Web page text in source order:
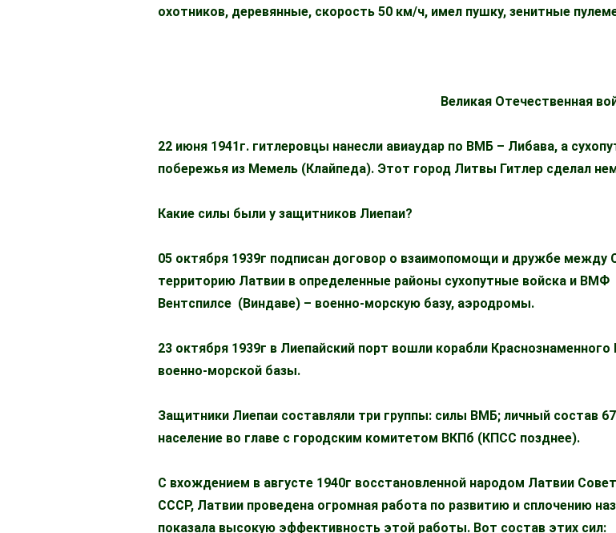
охотников, деревянные, скорость 50 км/ч, имел пушку, зенитные
Великая Отечественная
22 июня 1941г. гитлеровцы нанесли авиаудар по ВМБ – Либава, а
побережья из Мемель (Клайпеда). Этот город Литвы Гитлер сделал
Какие силы были у защитников Лиепаи?
05 октября 1939г подписан договор о взаимопомощи и дружбе между
территорию Латвии в определенные районы сухопутные войска и ВМФ
Вентспилсе (Виндаве) – военно-морскую базу, аэродромы.
23 октября 1939г в Лиепайский порт вошли корабли
военно-морской базы.
Защитники Лиепаи составляли три группы: силы ВМБ; личный состав
население во главе с городским комитетом ВКПб (КПСС позднее).
С вхождением в августе 1940г восстановленной народом Латвии
СССР, Латвии проведена огромная работа по развитию и сплочению
показала высокую эффективность этой работы. Вот состав этих сил: